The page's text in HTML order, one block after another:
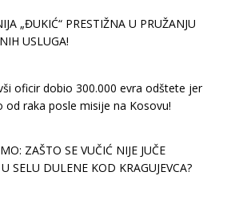
„ĐUKIĆ“ PRESTIŽNA U PRUŽANJU
USLUGA!
oficir dobio 300.000 evra odštete jer
od raka posle misije na Kosovu!
ZAŠTO SE VUČIĆ NIJE JUČE
SELU DULENE KOD KRAGUJEVCA?